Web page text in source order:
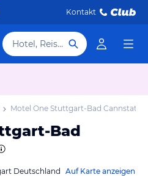
Kontakt
Hotel, Reiseziel
Motel One Stuttgart-Bad Cannstatt
Bad
Deutschland Auf Karte anzeigen